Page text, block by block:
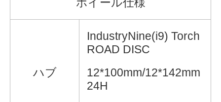
ホイール仕様
ハブ
IndustryNine(i9) Torch
ROAD DISC
12*100mm/12*142mm
24H